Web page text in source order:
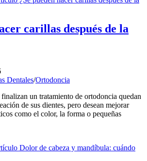
carillas después de la
Dentales/Ortodoncia
un tratamiento de ortodoncia quedan
de sus dientes, pero desean mejorar
como el color, la forma o pequeñas